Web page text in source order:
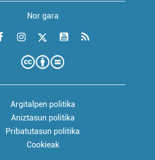
Nor gara
Argitalpen politika
Aniztasun politika
Pribatutasun politika
Cookieak